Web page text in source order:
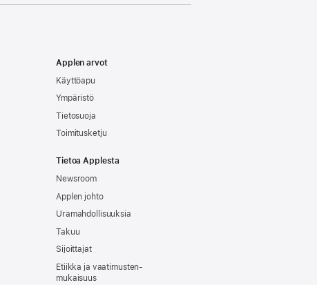
Applen arvot
Käyttöapu
Ympäristö
Tietosuoja
Toimitusketju
Tietoa Applesta
Newsroom
Applen johto
Uramahdollisuuksia
Takuu
Sijoittajat
Etiikka ja vaatimusten­
mukaisuus